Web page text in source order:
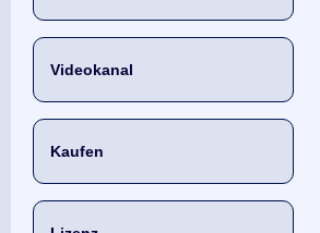
Videokanal
Kaufen